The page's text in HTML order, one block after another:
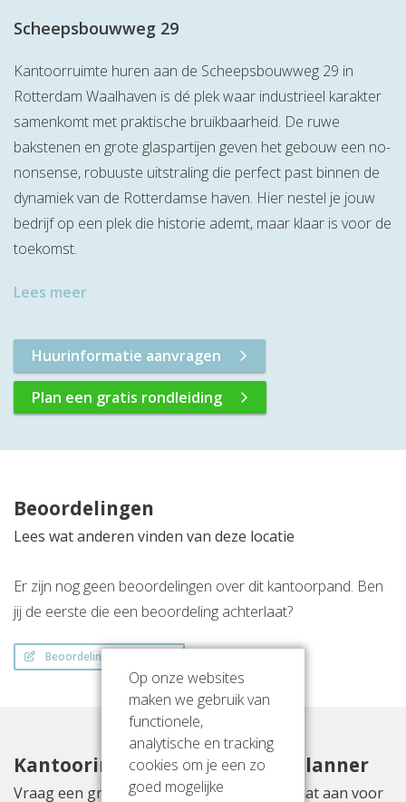
Scheepsbouwweg 29
Kantoorruimte huren aan de Scheepsbouwweg 29 in
Rotterdam Waalhaven is dé plek waar industrieel karakter
samenkomt met praktische bruikbaarheid. De ruwe
bakstenen en grote glaspartijen geven het gebouw een no-
nonsense, robuuste uitstraling die perfect past binnen de
dynamiek van de Rotterdamse haven. Hier nestel je jouw
bedrijf op een plek die historie ademt, maar klaar is voor de
toekomst.
Lees meer
Huurinformatie aanvragen
Plan een gratis rondleiding
Beoordelingen
Lees wat anderen vinden van deze locatie
Er zijn nog geen beoordelingen over dit kantoorpand. Ben
jij de eerste die een beoordeling achterlaat?
Beoordeling schrijven
Kantoorinrichting met Officeplanner
Vraag een gratis inrichtingsvoorstel op maat aan voor
Op onze websites
maken we gebruik van
functionele,
analytische en tracking
cookies om je een zo
goed mogelijke